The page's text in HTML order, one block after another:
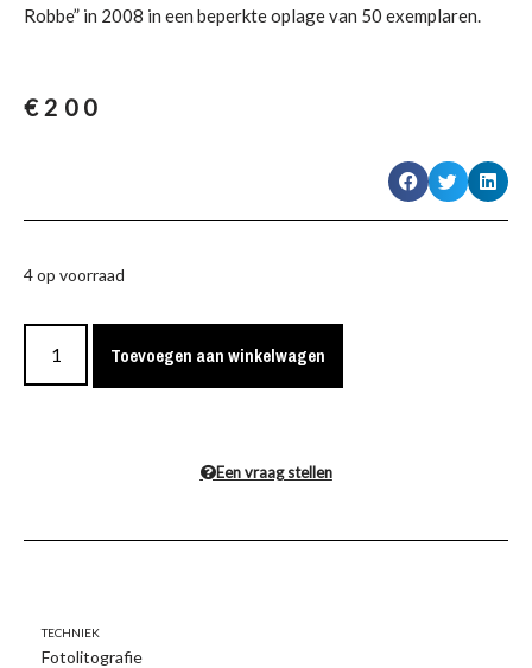
Robbe” in 2008 in een beperkte oplage van 50 exemplaren.
€200
4 op voorraad
Toevoegen aan winkelwagen
Een vraag stellen
Techniek
Fotolitografie